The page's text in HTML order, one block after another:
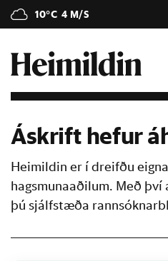
10°C 4 M/S
Áskrift hefur
Heimildin er í dreifðu
hagsmunaaðilum. Með
þú sjálfstæða